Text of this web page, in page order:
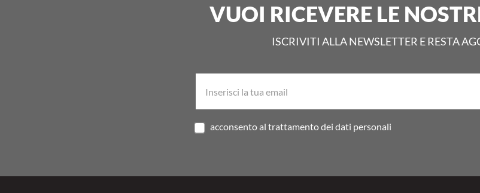
VUOI RICEVERE LE
ISCRIVITI ALLA NEWSLETTER E RESTA
acconsento al trattamento dei dati personali